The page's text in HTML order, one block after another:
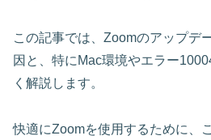
この記事では、Zoomのアップデ
因と、特にMac環境やエラー
く解説します。
快適にZoomを使用するために、